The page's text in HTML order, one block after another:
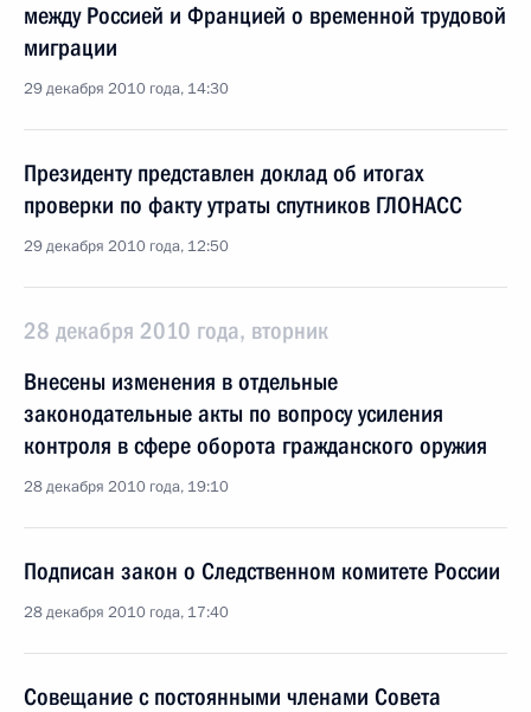
между Россией и Францией о временной трудовой
миграции
29 декабря 2010 года, 14:30
Президенту представлен доклад об итогах
проверки по факту утраты спутников ГЛОНАСС
29 декабря 2010 года, 12:50
28 декабря 2010 года, вторник
Внесены изменения в отдельные
законодательные акты по вопросу усиления
контроля в сфере оборота гражданского оружия
28 декабря 2010 года, 19:10
Подписан закон о Следственном комитете России
28 декабря 2010 года, 17:40
Совещание с постоянными членами Совета